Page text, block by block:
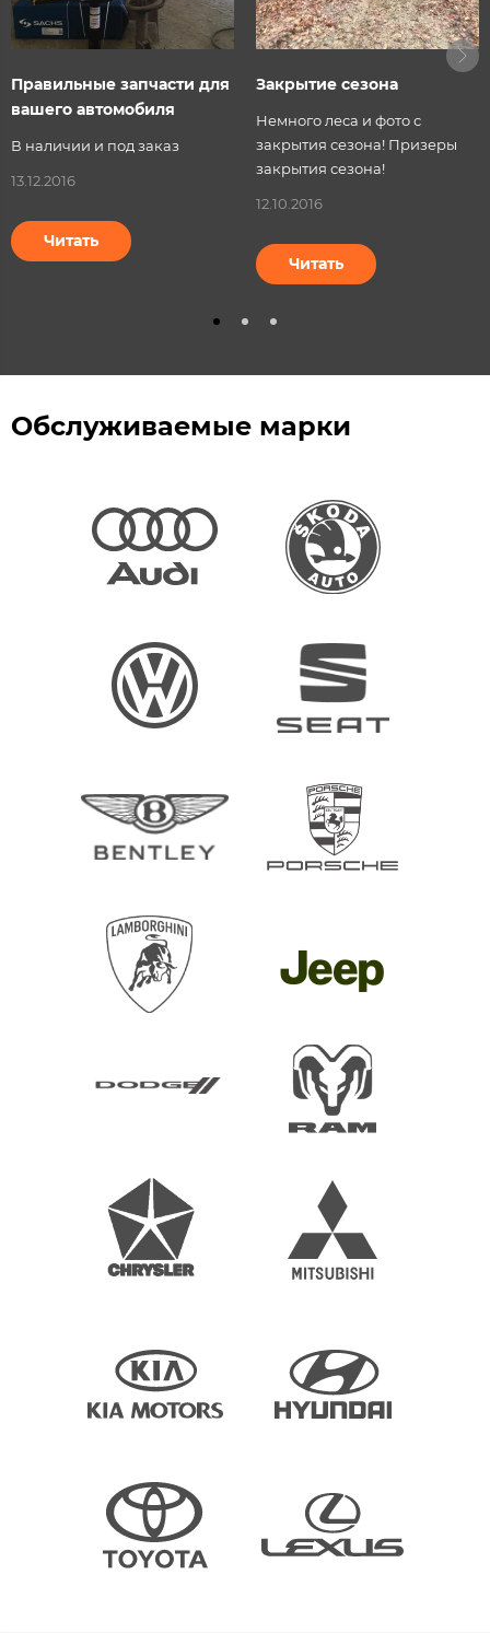
Правильные запчасти для
вашего автомобиля
В наличии и под заказ
13.12.2016
Читать
Закрытие сезона
Немного леса и фото с
закрытия сезона! Призеры
закрытия сезона!
12.10.2016
Читать
Обслуживаемые марки